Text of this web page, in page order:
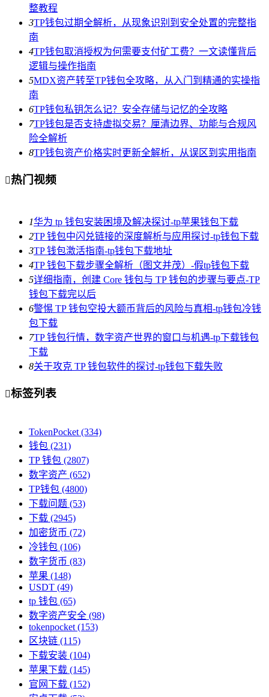
整教程
3TP钱包过期全解析，从现象识别到安全处置的完整指
南
4TP钱包取消授权为何需要支付矿工费？一文读懂背后
逻辑与操作指南
5MDX资产转至TP钱包全攻略，从入门到精通的实操指
南
6TP钱包私钥怎么记？安全存储与记忆的全攻略
7TP钱包是否支持虚拟交易？厘清边界、功能与合规风
险全解析
8TP钱包资产价格实时更新全解析，从误区到实用指南
热门视频
1华为 tp 钱包安装困境及解决探讨-tp苹果钱包下载
2TP 钱包中闪兑链接的深度解析与应用探讨-tp钱包下载
3TP 钱包激活指南-tp钱包下载地址
4TP 钱包下载步骤全解析（图文并茂）-假tp钱包下载
5详细指南，创建 Core 钱包与 TP 钱包的步骤与要点-TP
钱包下载完以后
6警惕 TP 钱包空投大额币背后的风险与真相-tp钱包冷钱
包下载
7TP 钱包行情，数字资产世界的窗口与机遇-tp下载钱包
下载
8关于攻克 TP 钱包软件的探讨-tp钱包下载失败
标签列表
TokenPocket (334)
钱包 (231)
TP 钱包 (2807)
数字资产 (652)
TP钱包 (4800)
下载问题 (53)
下载 (2945)
加密货币 (72)
冷钱包 (106)
数字货币 (83)
苹果 (148)
USDT (49)
tp 钱包 (65)
数字资产安全 (98)
tokenpocket (153)
区块链 (115)
下载安装 (104)
苹果下载 (145)
官网下载 (152)